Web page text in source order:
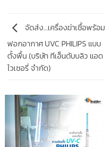
จัดส่ง…เครื่องฆ่าเชื้อพร้อม
ฟอกอากาศ UVC PHILIPS แบบ
ตั้งพื้น (บริษัท ทีเอ็นดับบลิว แอด
ไวเซอรี่ จำกัด)